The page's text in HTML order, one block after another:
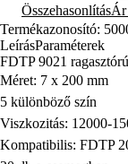
ÖsszehasonlításÁr
Termékazonosító:
LeírásParaméterek
FDTP 9021
Méret: 7 x 200 mm
5 különböző szín
Viszkozitás: 12000-
Kompatibilis: FDTP